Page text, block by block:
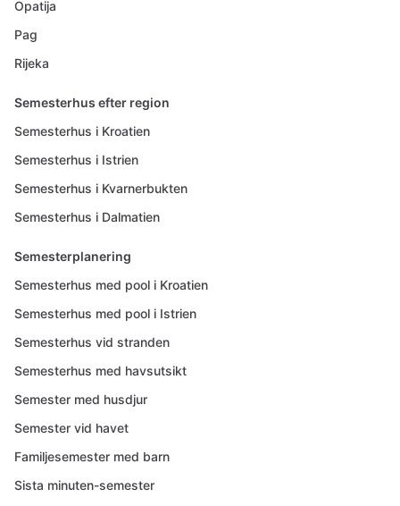
Opatija
Pag
Rijeka
Semesterhus efter region
Semesterhus i Kroatien
Semesterhus i Istrien
Semesterhus i Kvarnerbukten
Semesterhus i Dalmatien
Semesterplanering
Semesterhus med pool i Kroatien
Semesterhus med pool i Istrien
Semesterhus vid stranden
Semesterhus med havsutsikt
Semester med husdjur
Semester vid havet
Familjesemester med barn
Sista minuten-semester